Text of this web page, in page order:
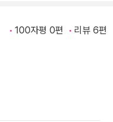
100자평 0편 리뷰 6편